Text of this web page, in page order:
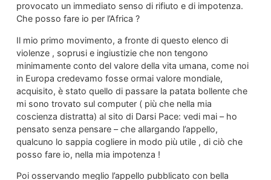
provocato un immediato senso di rifiuto e di impotenza.
Che posso fare io per l’Africa ?
Il mio primo movimento, a fronte di questo elenco di
violenze , soprusi e ingiustizie che non tengono
minimamente conto del valore della vita umana, come noi
in Europa credevamo fosse ormai valore mondiale,
acquisito, è stato quello di passare la patata bollente che
mi sono trovato sul computer ( più che nella mia
coscienza distratta) al sito di Darsi Pace: vedi mai – ho
pensato senza pensare – che allargando l’appello,
qualcuno lo sappia cogliere in modo più utile , di ciò che
posso fare io, nella mia impotenza !
Poi osservando meglio l’appello pubblicato con bella